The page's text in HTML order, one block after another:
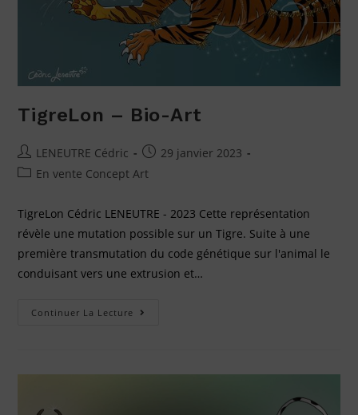
TigreLon – Bio-Art
LENEUTRE Cédric
29 janvier 2023
En vente Concept Art
TigreLon Cédric LENEUTRE - 2023 Cette représentation
révèle une mutation possible sur un Tigre. Suite à une
première transmutation du code génétique sur l'animal le
conduisant vers une extrusion et…
Continuer La Lecture